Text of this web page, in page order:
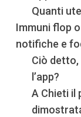
Quanti
Immuni flop
notifiche e
Ciò detto,
l’app?
A Chieti il